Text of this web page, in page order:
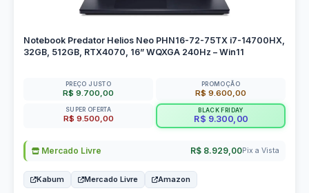
Notebook Predator Helios Neo PHN16-72-75TX i7-14700HX,
32GB, 512GB, RTX4070, 16” WQXGA 240Hz – Win11
PREÇO JUSTO
R$ 9.700,00
PROMOÇÃO
R$ 9.600,00
SUPER OFERTA
R$ 9.500,00
BLACK FRIDAY
R$ 9.300,00
Mercado Livre R$ 8.929,00Pix a Vista
Kabum Mercado Livre Amazon